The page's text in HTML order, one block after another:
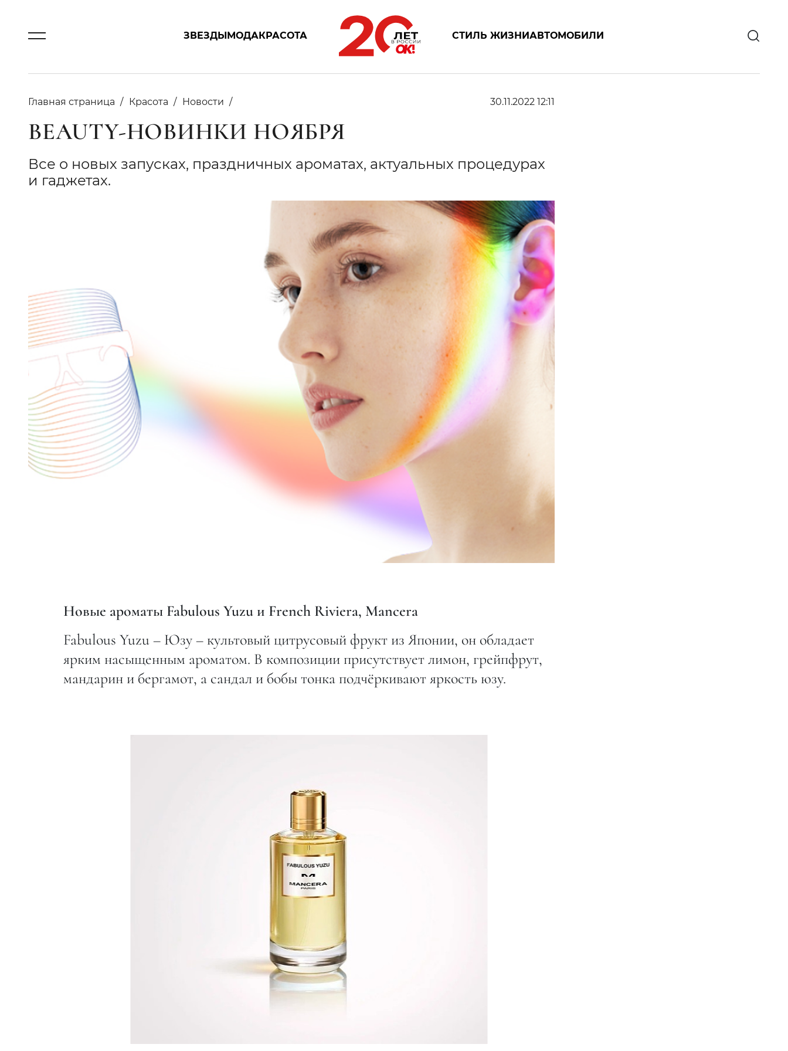
ЗВЕЗДЫМОДАКРАСОТА СТИЛЬ ЖИЗНИАВТОМОБИЛИ
Главная страница Красота Новости 30.11.2022 12:11
BEAUTY-НОВИНКИ НОЯБРЯ
Все о новых запусках, праздничных ароматах, актуальных процедурах
и гаджетах.
Новые ароматы Fabulous Yuzu и French Riviera, Mancera
Fabulous Yuzu – Юзу – культовый цитрусовый фрукт из Японии, он обладает
ярким насыщенным ароматом. В композиции присутствует лимон, грейпфрут,
мандарин и бергамот, а сандал и бобы тонка подчёркивают яркость юзу.